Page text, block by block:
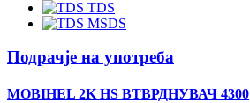
TDS
MSDS
Подрачје на употреба
MOBIHEL 2K HS ВТВРДНУВАЧ 4300